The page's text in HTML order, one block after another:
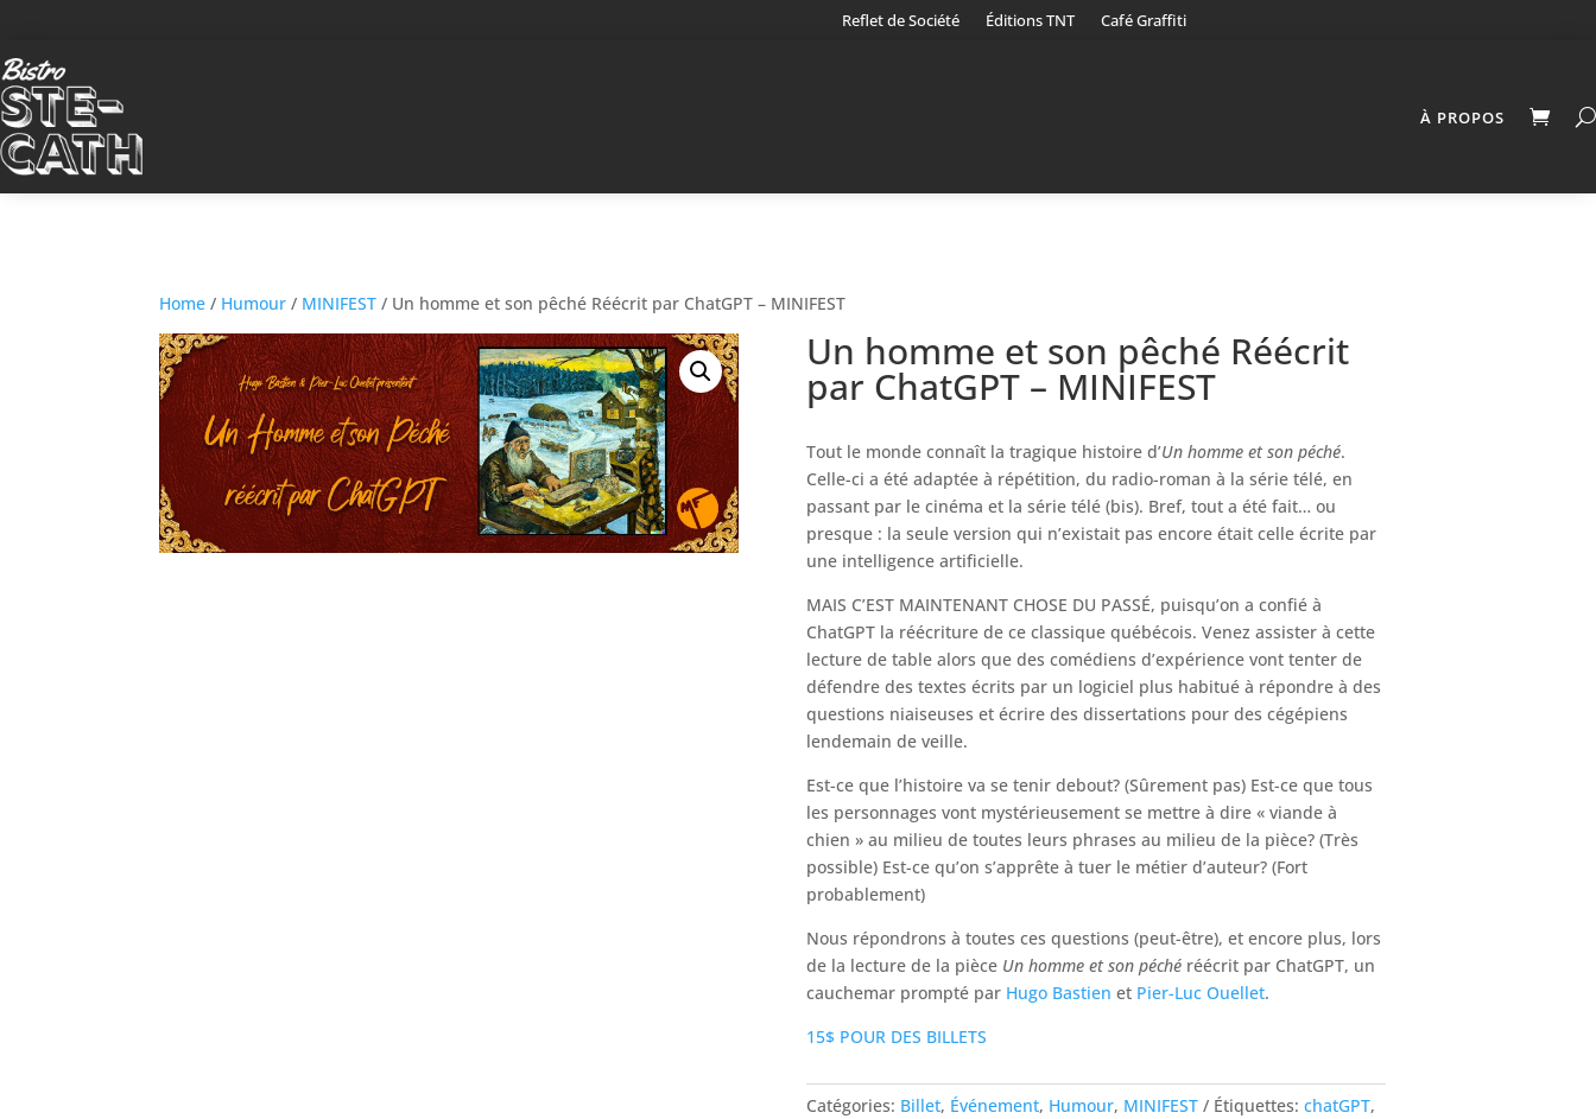
Reflet de Société Éditions TNT Café Graffiti
À PROPOS
Home / Humour / MINIFEST / Un homme et son pêché Réécrit par ChatGPT – MINIFEST
Un homme et son pêché Réécrit
par ChatGPT – MINIFEST
Tout le monde connaît la tragique histoire d’Un homme et son péché.
Celle-ci a été adaptée à répétition, du radio-roman à la série télé, en
passant par le cinéma et la série télé (bis). Bref, tout a été fait… ou
presque : la seule version qui n’existait pas encore était celle écrite par
une intelligence artificielle.
MAIS C’EST MAINTENANT CHOSE DU PASSÉ, puisqu’on a confié à
ChatGPT la réécriture de ce classique québécois. Venez assister à cette
lecture de table alors que des comédiens d’expérience vont tenter de
défendre des textes écrits par un logiciel plus habitué à répondre à des
questions niaiseuses et écrire des dissertations pour des cégépiens
lendemain de veille.
Est-ce que l’histoire va se tenir debout? (Sûrement pas) Est-ce que tous
les personnages vont mystérieusement se mettre à dire « viande à
chien » au milieu de toutes leurs phrases au milieu de la pièce? (Très
possible) Est-ce qu’on s’apprête à tuer le métier d’auteur? (Fort
probablement)
Nous répondrons à toutes ces questions (peut-être), et encore plus, lors
de la lecture de la pièce Un homme et son péchéréécrit par ChatGPT, un
cauchemar prompté par Hugo Bastien et Pier-Luc Ouellet.
15$ POUR DES BILLETS
Catégories: Billet, Événement, Humour, MINIFEST Étiquettes: chatGPT,